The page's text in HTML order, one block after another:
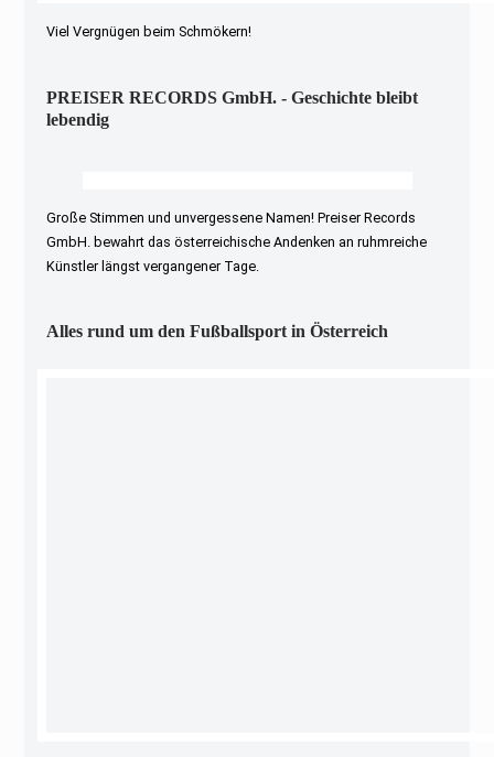
Viel Vergnügen beim Schmökern!
PREISER RECORDS GmbH. - Geschichte bleibt
lebendig
Große Stimmen und unvergessene Namen! Preiser Records
GmbH. bewahrt das österreichische Andenken an ruhmreiche
Künstler längst vergangener Tage.
Alles rund um den Fußballsport in Österreich